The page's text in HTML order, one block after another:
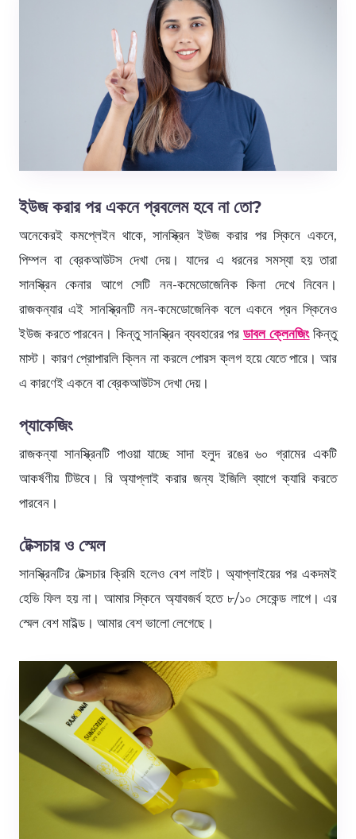
ইউজ করার পর একনে প্রবলেম হবে না তো?
অনেকেরই কমপ্লেইন থাকে, সানস্ক্রিন ইউজ করার পর স্কিনে একনে,
পিম্পল বা ব্রেকআউটস দেখা দেয়। যাদের এ ধরনের সমস্যা হয় তারা
সানস্ক্রিন কেনার আগে সেটি নন-কমেডোজেনিক কিনা দেখে নিবেন।
রাজকন্যার এই সানস্ক্রিনটি নন-কমেডোজেনিক বলে একনে প্রন স্কিনেও
ইউজ করতে পারবেন। কিন্তু সানস্ক্রিন ব্যবহারের পর ডাবল ক্লেনজিংকিন্তু
মাস্ট। কারণ প্রোপারলি ক্লিন না করলে পোরস ক্লগ হয়ে যেতে পারে। আর
এ কারণেই একনে বা ব্রেকআউটস দেখা দেয়।
প্যাকেজিং
রাজকন্যা সানস্ক্রিনটি পাওয়া যাচ্ছে সাদা হলুদ রঙের ৬০ গ্রামের একটি
আকর্ষণীয় টিউবে। রি অ্যাপ্লাই করার জন্য ইজিলি ব্যাগে ক্যারি করতে
পারবেন।
টেক্সচার ও স্মেল
সানস্ক্রিনটির টেক্সচার ক্রিমি হলেও বেশ লাইট। অ্যাপ্লাইয়ের পর একদমই
হেভি ফিল হয় না। আমার স্কিনে অ্যাবজর্ব হতে ৮/১০ সেকেন্ড লাগে। এর
স্মেল বেশ মাইল্ড। আমার বেশ ভালো লেগেছে।